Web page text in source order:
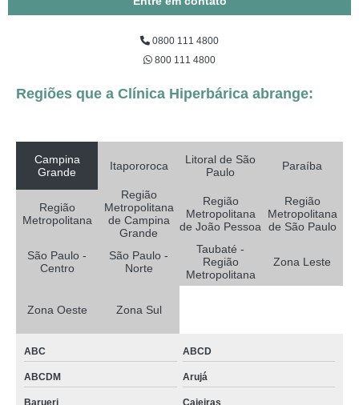
0800 111 4800
800 111 4800
Regiões que a Clínica Hiperbárica abrange:
Campina
Grande
Itapororoca
Litoral de São
Paulo
Paraíba
Região
Metropolitana
Região
Metropolitana
de Campina
Grande
Região
Metropolitana
de João Pessoa
Região
Metropolitana
de São Paulo
São Paulo -
Centro
São Paulo -
Norte
Taubaté -
Região
Metropolitana
Zona Leste
Zona Oeste Zona Sul
ABC ABCD
ABCDM Arujá
Barueri Caieiras